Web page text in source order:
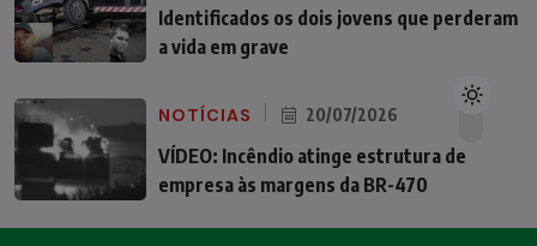
Identificados os dois jovens que perderam
a vida em grave
NOTÍCIAS 20/07/2026
VÍDEO: Incêndio atinge estrutura de
empresa às margens da BR-470